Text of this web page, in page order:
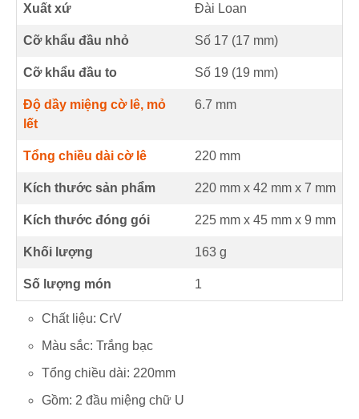
Xuất xứ Đài Loan
Cỡ khẩu đầu nhỏ Số 17 (17 mm)
Cỡ khẩu đầu to Số 19 (19 mm)
Độ dầy miệng cờ lê, mỏ
lết
6.7 mm
Tổng chiều dài cờ lê 220 mm
Kích thước sản phẩm 220 mm x 42 mm x 7 mm
Kích thước đóng gói 225 mm x 45 mm x 9 mm
Khối lượng 163 g
Số lượng món 1
Chất liệu: CrV
Màu sắc: Trắng bạc
Tổng chiều dài: 220mm
Gồm: 2 đầu miệng chữ U